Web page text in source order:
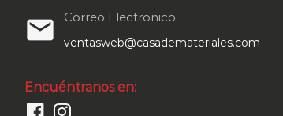
email Correo Electronico:
ventasweb@casademateriales.com
Encuéntranos en: